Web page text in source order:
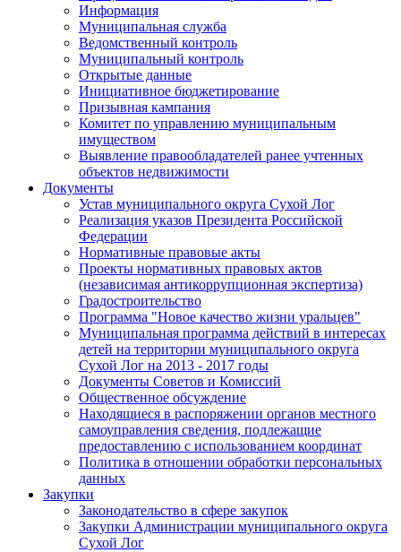
Информация
Муниципальная служба
Ведомственный контроль
Муниципальный контроль
Открытые данные
Инициативное бюджетирование
Призывная кампания
Комитет по управлению муниципальным
имуществом
Выявление правообладателей ранее учтенных
объектов недвижимости
Документы
Устав муниципального округа Сухой Лог
Реализация указов Президента Российской
Федерации
Нормативные правовые акты
Проекты нормативных правовых актов
(независимая антикоррупционная экспертиза)
Градостроительство
Программа "Новое качество жизни уральцев"
Муниципальная программа действий в интересах
детей на территории муниципального округа
Сухой Лог на 2013 - 2017 годы
Документы Советов и Комиссий
Общественное обсуждение
Находящиеся в распоряжении органов местного
самоуправления сведения, подлежащие
предоставлению с использованием координат
Политика в отношении обработки персональных
данных
Закупки
Законодательство в сфере закупок
Закупки Администрации муниципального округа
Сухой Лог